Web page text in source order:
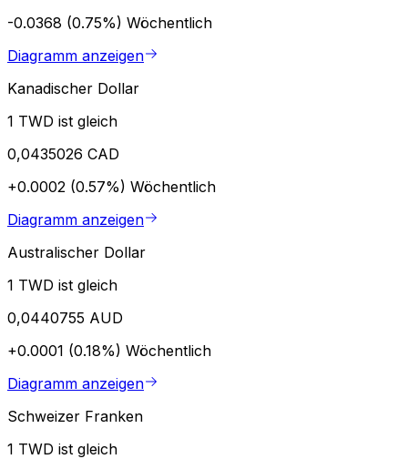
-0.0368 (0.75%) Wöchentlich
Diagramm anzeigen
Kanadischer Dollar
1 TWD ist gleich
0,0435026 CAD
+0.0002 (0.57%) Wöchentlich
Diagramm anzeigen
Australischer Dollar
1 TWD ist gleich
0,0440755 AUD
+0.0001 (0.18%) Wöchentlich
Diagramm anzeigen
Schweizer Franken
1 TWD ist gleich